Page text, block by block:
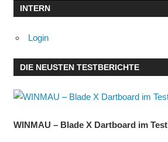
INTERN
Login
DIE NEUSTEN TESTBERICHTE
WINMAU – Blade X Dartboard im Test